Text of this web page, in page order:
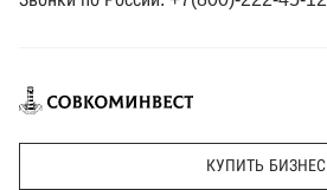
КУПИТЬ БИЗНЕС